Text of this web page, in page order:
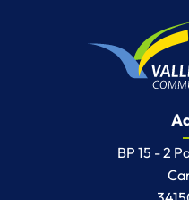
BP 15 - 2